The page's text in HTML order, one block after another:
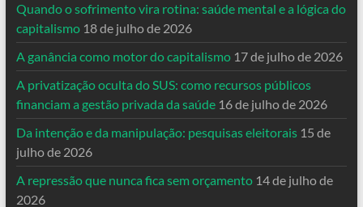
Quando o sofrimento vira rotina: saúde mental e a lógica do
capitalismo 18 de julho de 2026
A ganância como motor do capitalismo 17 de julho de 2026
A privatização oculta do SUS: como recursos públicos
financiam a gestão privada da saúde 16 de julho de 2026
Da intenção e da manipulação: pesquisas eleitorais 15 de
julho de 2026
A repressão que nunca fica sem orçamento 14 de julho de
2026